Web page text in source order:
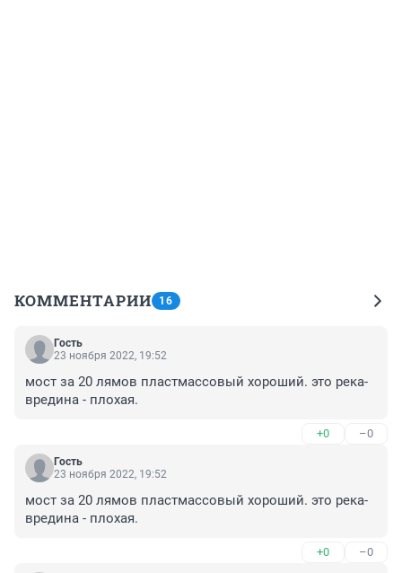
КОММЕНТАРИИ 16
Гость
23 ноября 2022, 19:52
мост за 20 лямов пластмассовый хороший. это река-
вредина - плохая.
+0 –0
Гость
23 ноября 2022, 19:52
мост за 20 лямов пластмассовый хороший. это река-
вредина - плохая.
+0 –0